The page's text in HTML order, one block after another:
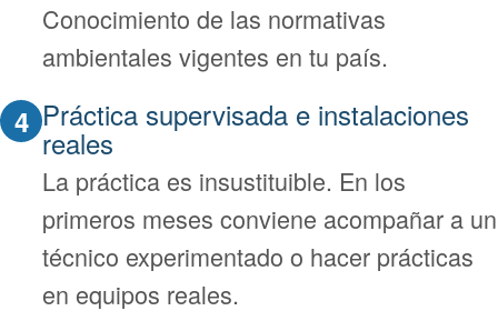
Conocimiento de las normativas
ambientales vigentes en tu país.
4 Práctica supervisada e instalaciones
reales
La práctica es insustituible. En los
primeros meses conviene acompañar a un
técnico experimentado o hacer prácticas
en equipos reales.